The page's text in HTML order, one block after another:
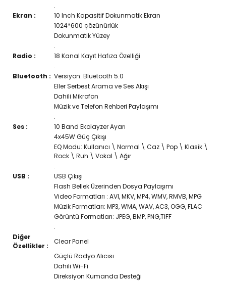
.
Ekran :
10 Inch Kapasitif Dokunmatik Ekran
1024*600 çözünürlük
Dokunmatik Yüzey
.
Radio :
18 Kanal Kayıt Hafıza Özelliği
.
Bluetooth : Versiyon: Bluetooth 5.0
Eller Serbest Arama ve Ses Akışı
Dahili Mikrofon
Müzik ve Telefon Rehberi Paylaşımı
.
Ses :
10 Band Ekolayzer Ayarı
4x45W Güç Çıkışı
EQ Modu: Kullanıcı \ Normal \ Caz \ Pop \ Klasik \
Rock \ Ruh \ Vokal \ Ağır
.
USB :
USB Çıkışı
Flash Bellek Üzerinden Dosya Paylaşımı
Video Formatları : AVI, MKV, MP4, WMV, RMVB, MPG
Müzik Formatları: MP3, WMA, WAV, AC3, OGG, FLAC
Görüntü Formatları: JPEG, BMP, PNG,TIFF
.
Diğer
Özellikler :
Clear Panel
Güçlü Radyo Alıcısı
Dahili Wi-Fi
Direksiyon Kumanda Desteği